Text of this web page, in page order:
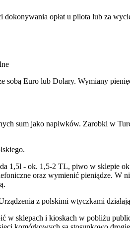
opłat u pilota lub za
sobą Euro lub Dolary. Wymiany
sum jako napiwków. Zarobki w
1,5l - ok. 1,5-2 TL, piwo w sklepie
oraz wymienić pieniądze. W
z polskimi wtyczkami
w sklepach i kioskach w pobliżu